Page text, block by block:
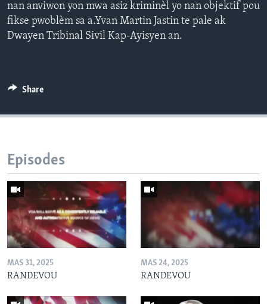
nan anviwon yon mwa asiz kriminèl yo nan objektif pou
fikse pwoblèm sa a.Yvan Martin Jastin te pale ak
Dwayen Tribinal Sivil Kap-Ayisyen an.
Share
Episodes
MAS 31, 2025
RANDEVOU
MAS 24, 2025
RANDEVOU